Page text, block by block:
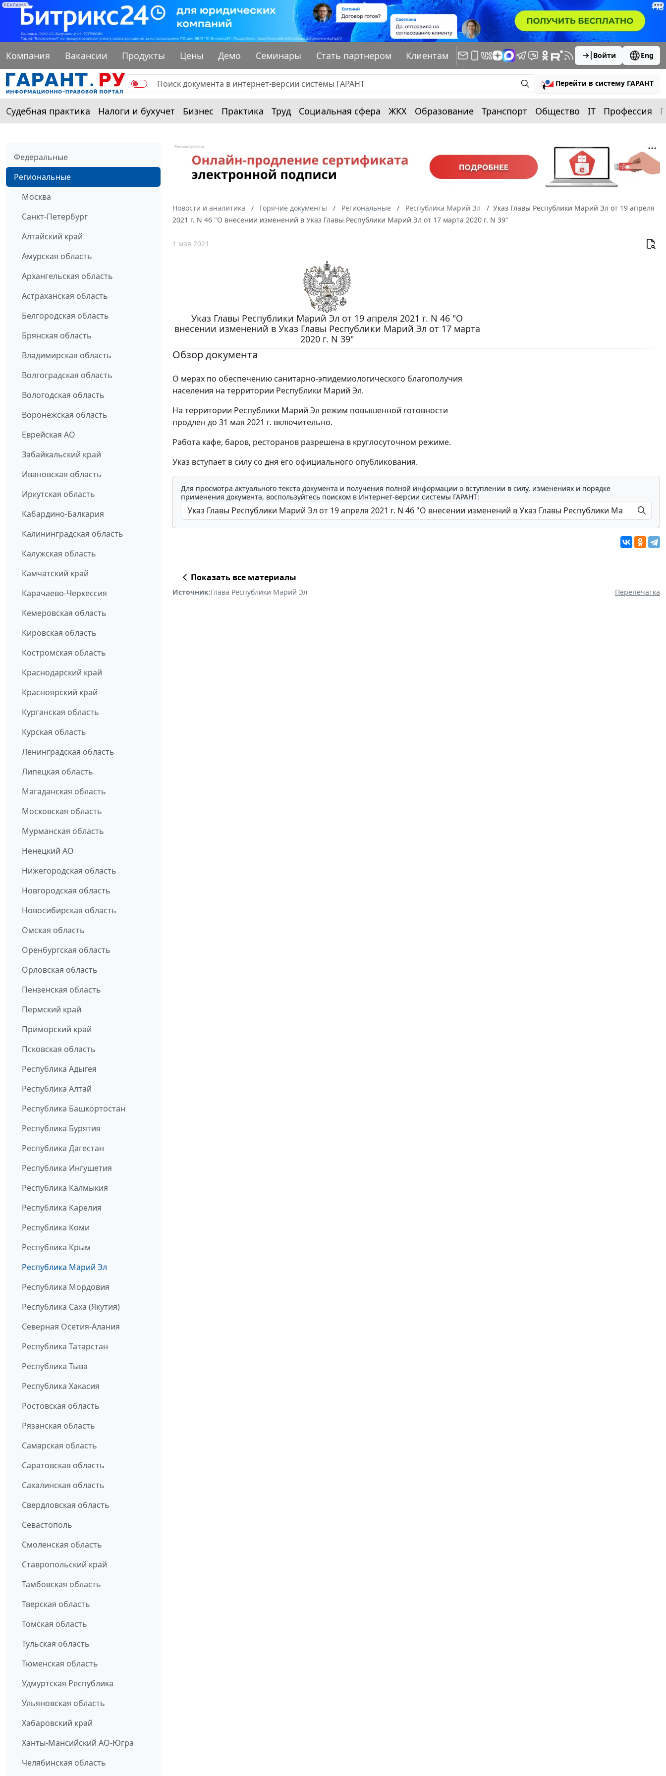
РЕКЛАМА
Компания Вакансии Продукты Цены Демо Семинары Стать партнером Клиентам Войти Eng
Перейти в систему ГАРАНТ
Судебная практика Налоги и бухучет Бизнес Практика Труд Социальная сфера ЖКХ Образование Транспорт Общество IT Профессия
Федеральные
Региональные
Москва
Санкт-Петербург
Алтайский край
Амурская область
Архангельская область
Астраханская область
Белгородская область
Брянская область
Владимирская область
Волгоградская область
Вологодская область
Воронежская область
Еврейская АО
Забайкальский край
Ивановская область
Иркутская область
Кабардино-Балкария
Калининградская область
Калужская область
Камчатский край
Карачаево-Черкессия
Кемеровская область
Кировская область
Костромская область
Краснодарский край
Красноярский край
Курганская область
Курская область
Ленинградская область
Липецкая область
Магаданская область
Московская область
Мурманская область
Ненецкий АО
Нижегородская область
Новгородская область
Новосибирская область
Омская область
Оренбургская область
Орловская область
Пензенская область
Пермский край
Приморский край
Псковская область
Республика Адыгея
Республика Алтай
Республика Башкортостан
Республика Бурятия
Республика Дагестан
Республика Ингушетия
Республика Калмыкия
Республика Карелия
Республика Коми
Республика Крым
Республика Марий Эл
Республика Мордовия
Республика Саха (Якутия)
Северная Осетия-Алания
Республика Татарстан
Республика Тыва
Республика Хакасия
Ростовская область
Рязанская область
Самарская область
Саратовская область
Сахалинская область
Свердловская область
Севастополь
Смоленская область
Ставропольский край
Тамбовская область
Тверская область
Томская область
Тульская область
Тюменская область
Удмуртская Республика
Ульяновская область
Хабаровский край
Ханты-Мансийский АО-Югра
Челябинская область
Новости и аналитика Горячие документы Региональные Республика Марий Эл
Указ Главы Республики Марий Эл от 19 апреля
2021 г. N 46 "О внесении изменений в Указ Главы Республики Марий Эл от 17 марта 2020 г. N 39"
1 мая 2021
Указ Главы Республики Марий Эл от 19 апреля 2021 г. N 46 "О
внесении изменений в Указ Главы Республики Марий Эл от 17 марта
2020 г. N 39"
Обзор документа
О мерах по обеспечению санитарно-эпидемиологического благополучия
населения на территории Республики Марий Эл.
На территории Республики Марий Эл режим повышенной готовности
продлен до 31 мая 2021 г. включительно.
Работа кафе, баров, ресторанов разрешена в круглосуточном режиме.
Указ вступает в силу со дня его официального опубликования.
Для просмотра актуального текста документа и получения полной информации о вступлении в силу, изменениях и порядке
применения документа, воспользуйтесь поиском в Интернет-версии системы ГАРАНТ:
Показать все материалы
Источник:Глава Республики Марий Эл Перепечатка